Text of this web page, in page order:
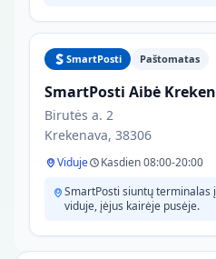
SmartPosti Paštomatas
SmartPosti Aibė
Birutės a. 2
Krekenava, 38306
Viduje
Kasdien 08:00-20:00
SmartPosti siuntų terminalas
viduje, įėjus kairėje pusėje.